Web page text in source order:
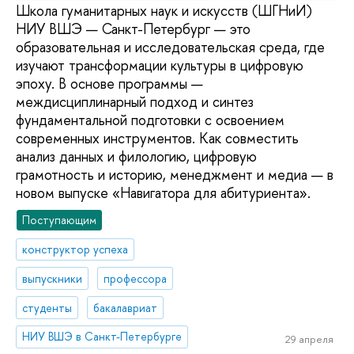
Школа гуманитарных наук и искусств (ШГНиИ)
НИУ ВШЭ — Санкт-Петербург — это
образовательная и исследовательская среда, где
изучают трансформации культуры в цифровую
эпоху. В основе программы —
междисциплинарный подход и синтез
фундаментальной подготовки с освоением
современных инструментов. Как совместить
анализ данных и филологию, цифровую
грамотность и историю, менеджмент и медиа — в
новом выпуске «Навигатора для абитуриента».
Поступающим
конструктор успеха
выпускники
профессора
студенты
бакалавриат
НИУ ВШЭ в Санкт-Петербурге
29 апреля